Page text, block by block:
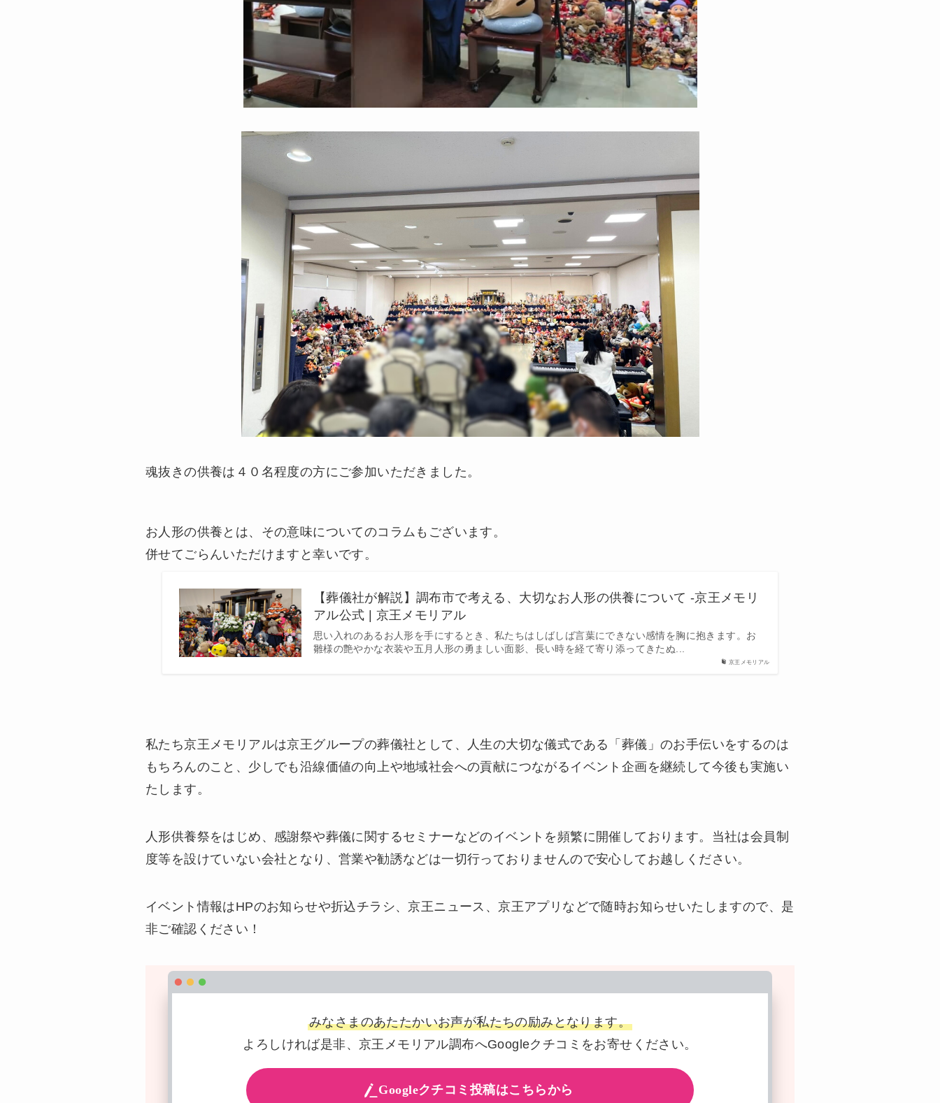
魂抜きの供養は４０名程度の方にご参加いただきました。
お人形の供養とは、その意味についてのコラムもございます。
併せてごらんいただけますと幸いです。
京王メモリアル
【葬儀社が解説】調布市で考える、大切なお人形の供養について -京王メモリ
アル公式 | 京王メモリアル
思い入れのあるお人形を手にするとき、私たちはしばしば言葉にできない感情を胸に抱きます。お
雛様の艶やかな衣装や五月人形の勇ましい面影、長い時を経て寄り添ってきたぬ...
私たち京王メモリアルは京王グループの葬儀社として、人生の大切な儀式である「葬儀」のお手伝いをするのは
もちろんのこと、少しでも沿線価値の向上や地域社会への貢献につながるイベント企画を継続して今後も実施い
たします。
人形供養祭をはじめ、感謝祭や葬儀に関するセミナーなどのイベントを頻繁に開催しております。当社は会員制
度等を設けていない会社となり、営業や勧誘などは一切行っておりませんので安心してお越しください。
イベント情報はHPのお知らせや折込チラシ、京王ニュース、京王アプリなどで随時お知らせいたしますので、是
非ご確認ください！
みなさまのあたたかいお声が私たちの励みとなります。
よろしければ是非、京王メモリアル調布へGoogleクチコミをお寄せください。
Googleクチコミ投稿はこちらから